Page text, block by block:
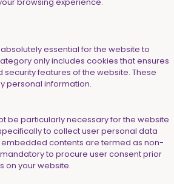
browsing experience.
essential for the website to
only includes cookies that ensures
features of the website. These
personal information.
be particularly necessary for the website
to collect user personal data
embedded contents are termed as non-
to procure user consent prior
on your website.